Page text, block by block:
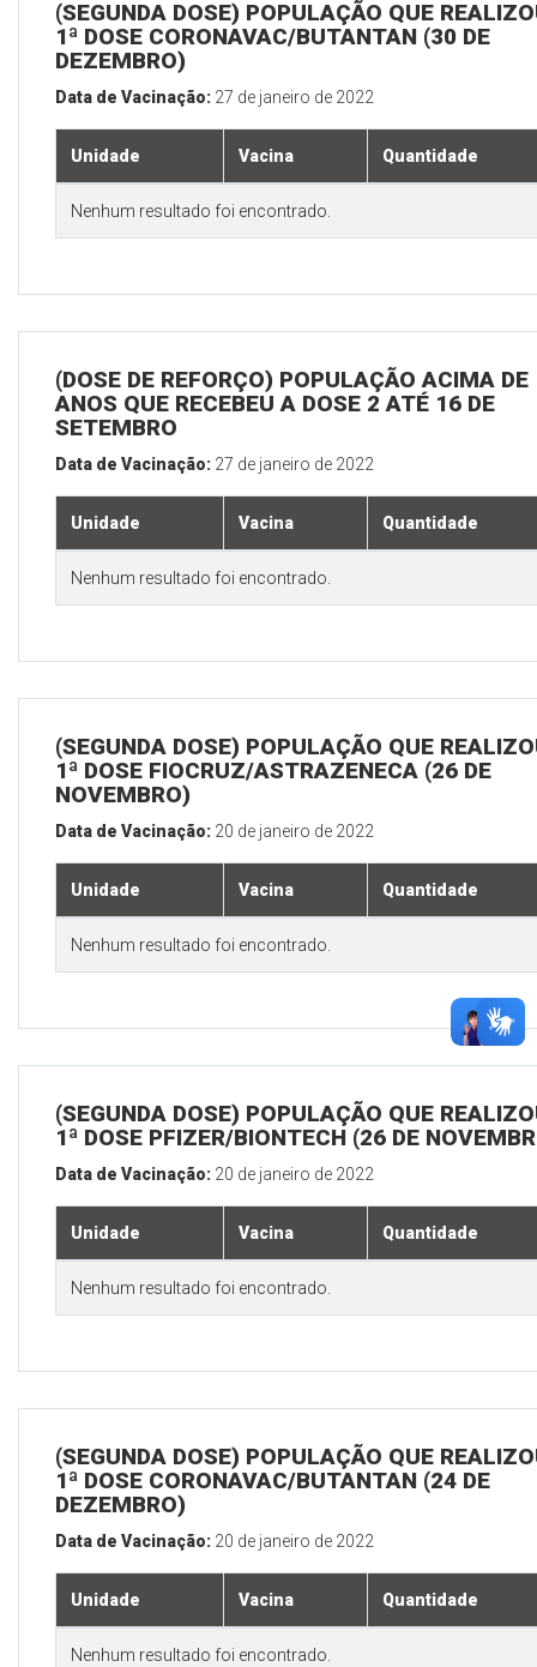
(SEGUNDA DOSE) POPULAÇÃO QUE
1ª DOSE CORONAVAC/BUTANTAN (30 DE
DEZEMBRO)
Data de Vacinação: 27 de janeiro de 2022
Unidade Vacina Quantidade
Nenhum resultado foi encontrado.
(DOSE DE REFORÇO) POPULAÇÃO ACIMA DE
ANOS QUE RECEBEU A DOSE 2 ATÉ 16 DE
SETEMBRO
Data de Vacinação: 27 de janeiro de 2022
Unidade Vacina Quantidade
Nenhum resultado foi encontrado.
(SEGUNDA DOSE) POPULAÇÃO QUE
1ª DOSE FIOCRUZ/ASTRAZENECA (26 DE
NOVEMBRO)
Data de Vacinação: 20 de janeiro de 2022
Unidade Vacina Quantidade
Nenhum resultado foi encontrado.
(SEGUNDA DOSE) POPULAÇÃO QUE
1ª DOSE PFIZER/BIONTECH (26 DE
Data de Vacinação: 20 de janeiro de 2022
Unidade Vacina Quantidade
Nenhum resultado foi encontrado.
(SEGUNDA DOSE) POPULAÇÃO QUE
1ª DOSE CORONAVAC/BUTANTAN (24 DE
DEZEMBRO)
Data de Vacinação: 20 de janeiro de 2022
Unidade Vacina Quantidade
Nenhum resultado foi encontrado.